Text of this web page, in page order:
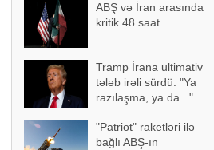
ABŞ və İran arasında
kritik 48 saat
Tramp İrana ultimativ
tələb irəli sürdü: "Ya
razılaşma, ya da..."
"Patriot" raketləri ilə
bağlı ABŞ-ın